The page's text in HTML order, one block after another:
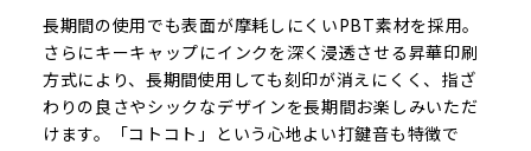
長期間の使用でも表面が摩耗しにくいPBT素材を採用。
さらにキーキャップにインクを深く浸透させる昇華印刷
方式により、長期間使用しても刻印が消えにくく、指ざ
わりの良さやシックなデザインを長期間お楽しみいただ
けます。「コトコト」という心地よい打鍵音も特徴で